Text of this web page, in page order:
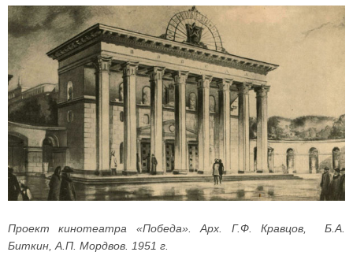
Проект кинотеатра «Победа». Арх. Г.Ф. Кравцов, Б.А.
Биткин, А.П. Мордвов. 1951 г.